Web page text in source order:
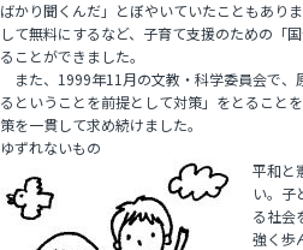
ばかり聞くんだ」とぼやいていたこともあり
して無料にするなど、子育て支援のための「
ることができました。
また、1999年11月の文教・科学委員会で、
るということを前提として対策」をとること
策を一貫して求め続けました。
ゆずれないもの
平和と
い。子
る社会
強く歩